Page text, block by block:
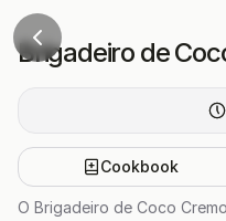
Brigadeiro de
Cookbook
O Brigadeiro de Coco